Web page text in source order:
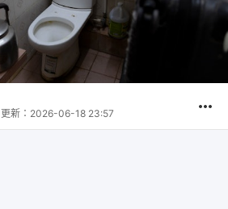
更新： 2026-06-18 23:57